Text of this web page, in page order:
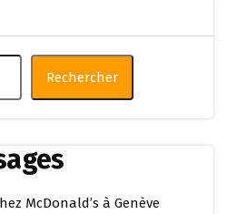
Rechercher
McDonald’s à Genève